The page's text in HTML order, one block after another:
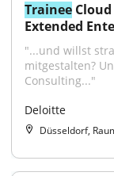
Trainee
Extended
"...und willst
mitgestalten?
Consulting..."
Deloitte
Düsseldorf,